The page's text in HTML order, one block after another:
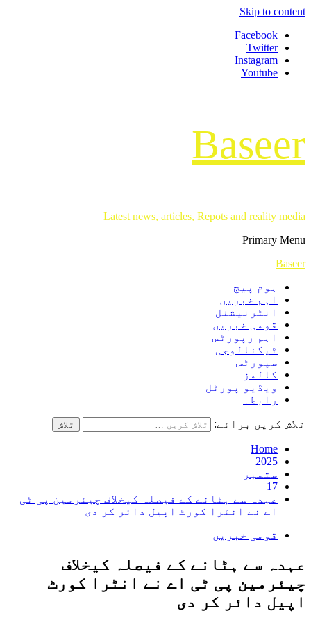
Skip to content
Facebook
Twitter
Instagram
Youtube
Baseer
Latest news, articles, Repots and reality media
Primary Menu
Baseer
ہوم پیج
اہم خبریں
انٹرنیشنل
قومی خبریں
اہم رپورٹس
ٹیکنالوجی
سپورٹس
کالمز
ویڈیو پورٹل
رابطہ
تلاش کریں برائے:
Home
2025
ستمبر
17
عہدہ سے ہٹانے کے فیصلہ کیخلاف چیئرمین پی ٹی
اے نے انٹرا کورٹ اپیل دائر کر دی
قومی خبریں
عہدہ سے ہٹانے کے فیصلہ کیخلاف
چیئرمین پی ٹی اے نے انٹرا کورٹ
اپیل دائر کر دی